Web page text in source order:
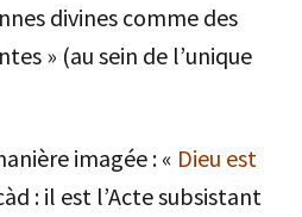
divines comme des
» (au sein de l’unique
imagée : « Dieu est
: il est l’Acte subsistant